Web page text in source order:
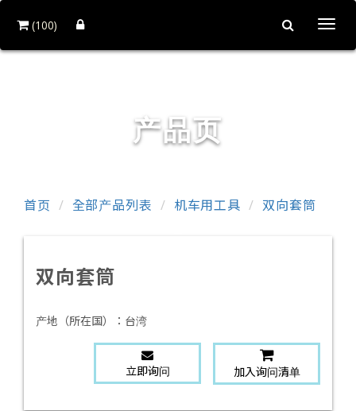
(100)
产品页
首页 全部产品列表 机车用工具 双向套筒
双向套筒
产地（所在国）： 台湾
立即询问 加入询问清单